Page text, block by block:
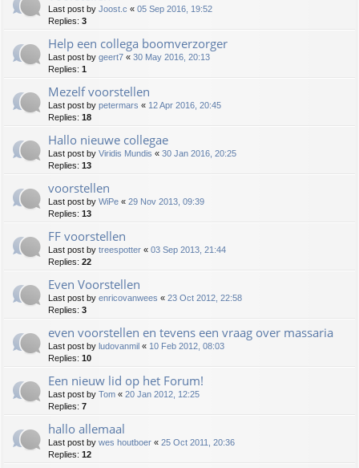
Last post by Joost.c « 05 Sep 2016, 19:52
Replies: 3
Help een collega boomverzorger
Last post by geert7 « 30 May 2016, 20:13
Replies: 1
Mezelf voorstellen
Last post by petermars « 12 Apr 2016, 20:45
Replies: 18
Hallo nieuwe collegae
Last post by Viridis Mundis « 30 Jan 2016, 20:25
Replies: 13
voorstellen
Last post by WiPe « 29 Nov 2013, 09:39
Replies: 13
FF voorstellen
Last post by treespotter « 03 Sep 2013, 21:44
Replies: 22
Even Voorstellen
Last post by enricovanwees « 23 Oct 2012, 22:58
Replies: 3
even voorstellen en tevens een vraag over massaria
Last post by ludovanmil « 10 Feb 2012, 08:03
Replies: 10
Een nieuw lid op het Forum!
Last post by Tom « 20 Jan 2012, 12:25
Replies: 7
hallo allemaal
Last post by wes houtboer « 25 Oct 2011, 20:36
Replies: 12